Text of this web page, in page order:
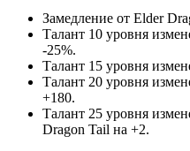
Замедление от Elder
Талант 10 уровня
-25%.
Талант 15 уровня
Талант 20 уровня
+180.
Талант 25 уровня
Dragon Tail на +2.